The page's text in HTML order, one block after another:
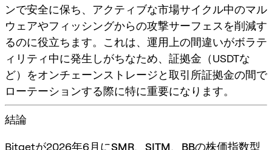
ンで安全に保ち、アクティブな市場サイクル中のマル
ウェアやフィッシングからの攻撃サーフェスを削減す
るのに役立ちます。これは、運用上の間違いがボラテ
ィリティ中に発生しがちなため、証拠金（USDTな
ど）をオンチェーンストレージと取引所証拠金の間で
ローテーションする際に特に重要になります。
結論
Bitgetが2026年6月にSMR、 SITM、 BBの株価指数型